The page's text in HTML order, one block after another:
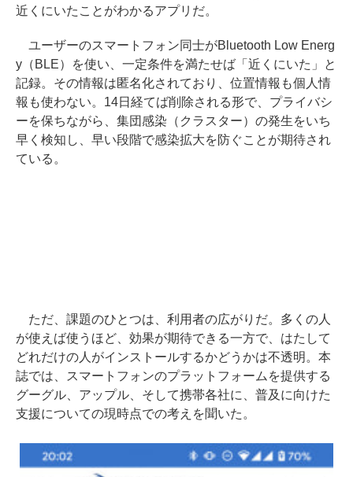
近くにいたことがわかるアプリだ。
ユーザーのスマートフォン同士がBluetooth Low Energ
y（BLE）を使い、一定条件を満たせば「近くにいた」と
記録。その情報は匿名化されており、位置情報も個人情
報も使わない。14日経てば削除される形で、プライバシ
ーを保ちながら、集団感染（クラスター）の発生をいち
早く検知し、早い段階で感染拡大を防ぐことが期待され
ている。
ただ、課題のひとつは、利用者の広がりだ。多くの人
が使えば使うほど、効果が期待できる一方で、はたして
どれだけの人がインストールするかどうかは不透明。本
誌では、スマートフォンのプラットフォームを提供する
グーグル、アップル、そして携帯各社に、普及に向けた
支援についての現時点での考えを聞いた。